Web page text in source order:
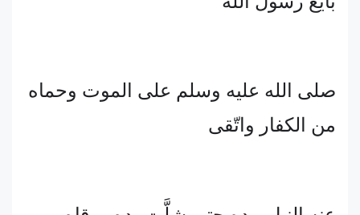
صلى الله عليه وسلم على الموت وحماه
من الكفار واتّقى